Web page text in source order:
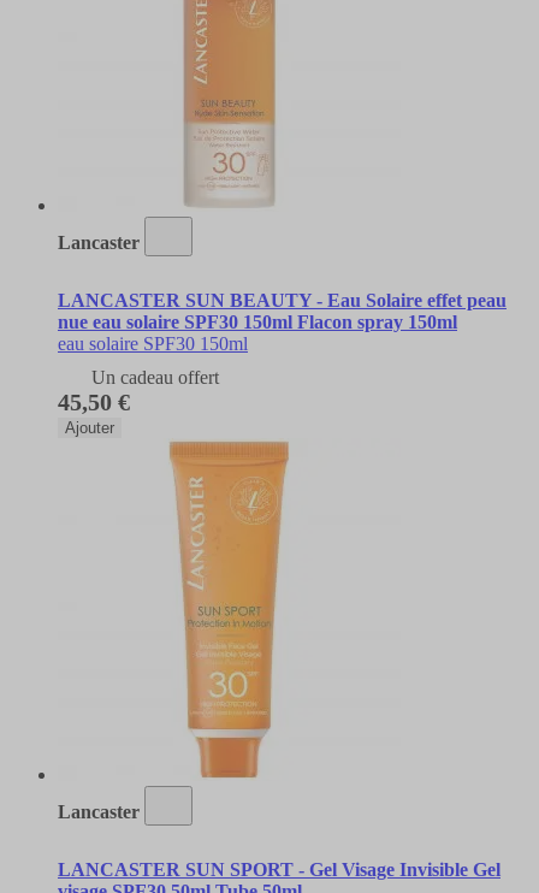
Lancaster
LANCASTER SUN BEAUTY - Eau Solaire effet peau
nue eau solaire SPF30 150ml Flacon spray 150ml
eau solaire SPF30 150ml
Un cadeau offert
45,50 €
Ajouter
Lancaster
LANCASTER SUN SPORT - Gel Visage Invisible Gel